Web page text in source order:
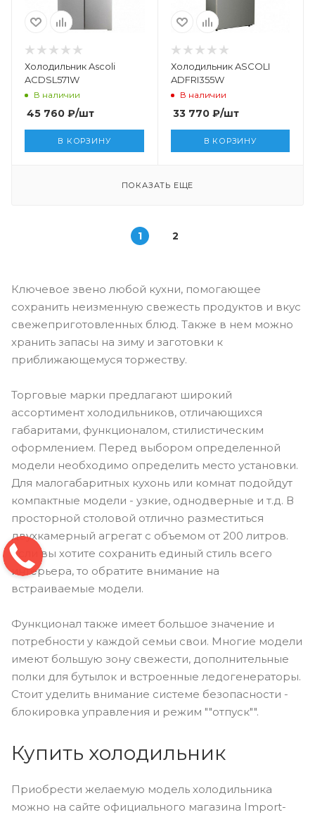
Холодильник Ascoli
ACDSL571W
В наличии
45 760 ₽/шт
В КОРЗИНУ
Холодильник ASCOLI
ADFRI355W
В наличии
33 770₽/шт
В КОРЗИНУ
ПОКАЗАТЬ ЕЩЕ
1 2
Ключевое звено любой кухни, помогающее
сохранить неизменную свежесть продуктов и вкус
свежеприготовленных блюд. Также в нем можно
хранить запасы на зиму и заготовки к
приближающемуся торжеству.
Торговые марки предлагают широкий
ассортимент холодильников, отличающихся
габаритами, функционалом, стилистическим
оформлением. Перед выбором определенной
модели необходимо определить место установки.
Для малогабаритных кухонь или комнат подойдут
компактные модели - узкие, однодверные и т.д. В
просторной столовой отлично разместиться
двухкамерный агрегат с объемом от 200 литров.
Если вы хотите сохранить единый стиль всего
интерьера, то обратите внимание на
встраиваемые модели.
Функционал также имеет большое значение и
потребности у каждой семьи свои. Многие модели
имеют большую зону свежести, дополнительные
полки для бутылок и встроенные ледогенераторы.
Стоит уделить внимание системе безопасности -
блокировка управления и режим ""отпуск"".
Купить холодильник
Приобрести желаемую модель холодильника
можно на сайте официального магазина Import-